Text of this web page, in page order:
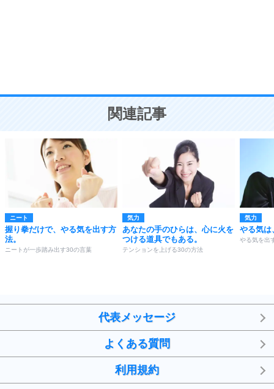
ことが大切。
関連記事
ニート
握り拳だけで、やる気を出す方
法。
ニートが一歩踏み出す30の言葉
気力
あなたの手のひらは、心に火を
つける道具でもある。
テンションを上げる30の方法
気力
やる気は
やる気を出
代表メッセージ
よくある質問
利用規約